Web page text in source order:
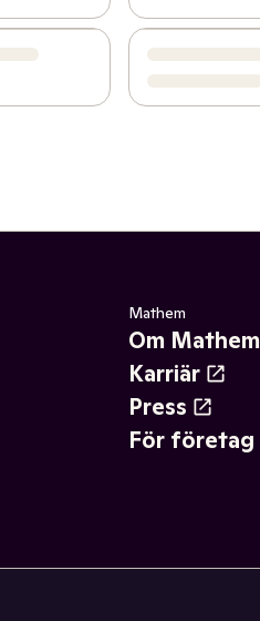
Mathem
Om Mathem
Karriär
Press
För företag